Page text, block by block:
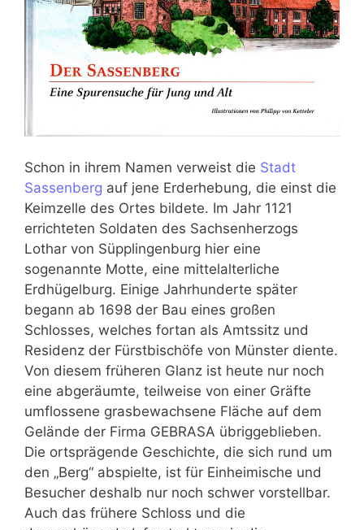
Schon in ihrem Namen verweist die Stadt
Sassenberg auf jene Erderhebung, die einst die
Keimzelle des Ortes bildete. Im Jahr 1121
errichteten Soldaten des Sachsenherzogs
Lothar von Süpplingenburg hier eine
sogenannte Motte, eine mittelalterliche
Erdhügelburg. Einige Jahrhunderte später
begann ab 1698 der Bau eines großen
Schlosses, welches fortan als Amtssitz und
Residenz der Fürstbischöfe von Münster diente.
Von diesem früheren Glanz ist heute nur noch
eine abgeräumte, teilweise von einer Gräfte
umflossene grasbewachsene Fläche auf dem
Gelände der Firma GEBRASA übriggeblieben.
Die ortsprägende Geschichte, die sich rund um
den „Berg“ abspielte, ist für Einheimische und
Besucher deshalb nur noch schwer vorstellbar.
Auch das frühere Schloss und die